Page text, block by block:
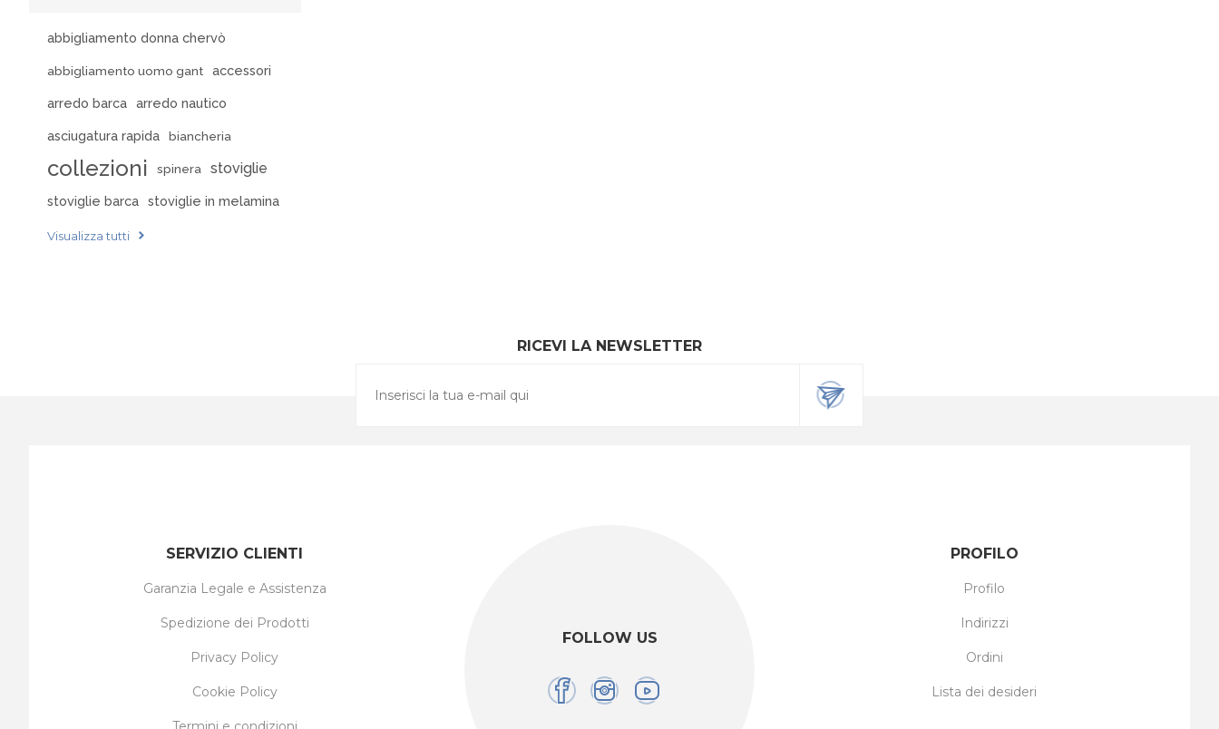
abbigliamento donna chervò
abbigliamento uomo gant accessori
arredo barca arredo nautico
asciugatura rapida biancheria
collezioni spinera stoviglie
stoviglie barca stoviglie in melamina
Visualizza tutti
RICEVI LA NEWSLETTER
FOLLOW US
SERVIZIO CLIENTI
Garanzia Legale e Assistenza
Spedizione dei Prodotti
Privacy Policy
Cookie Policy
PROFILO
Profilo
Indirizzi
Ordini
Lista dei desideri